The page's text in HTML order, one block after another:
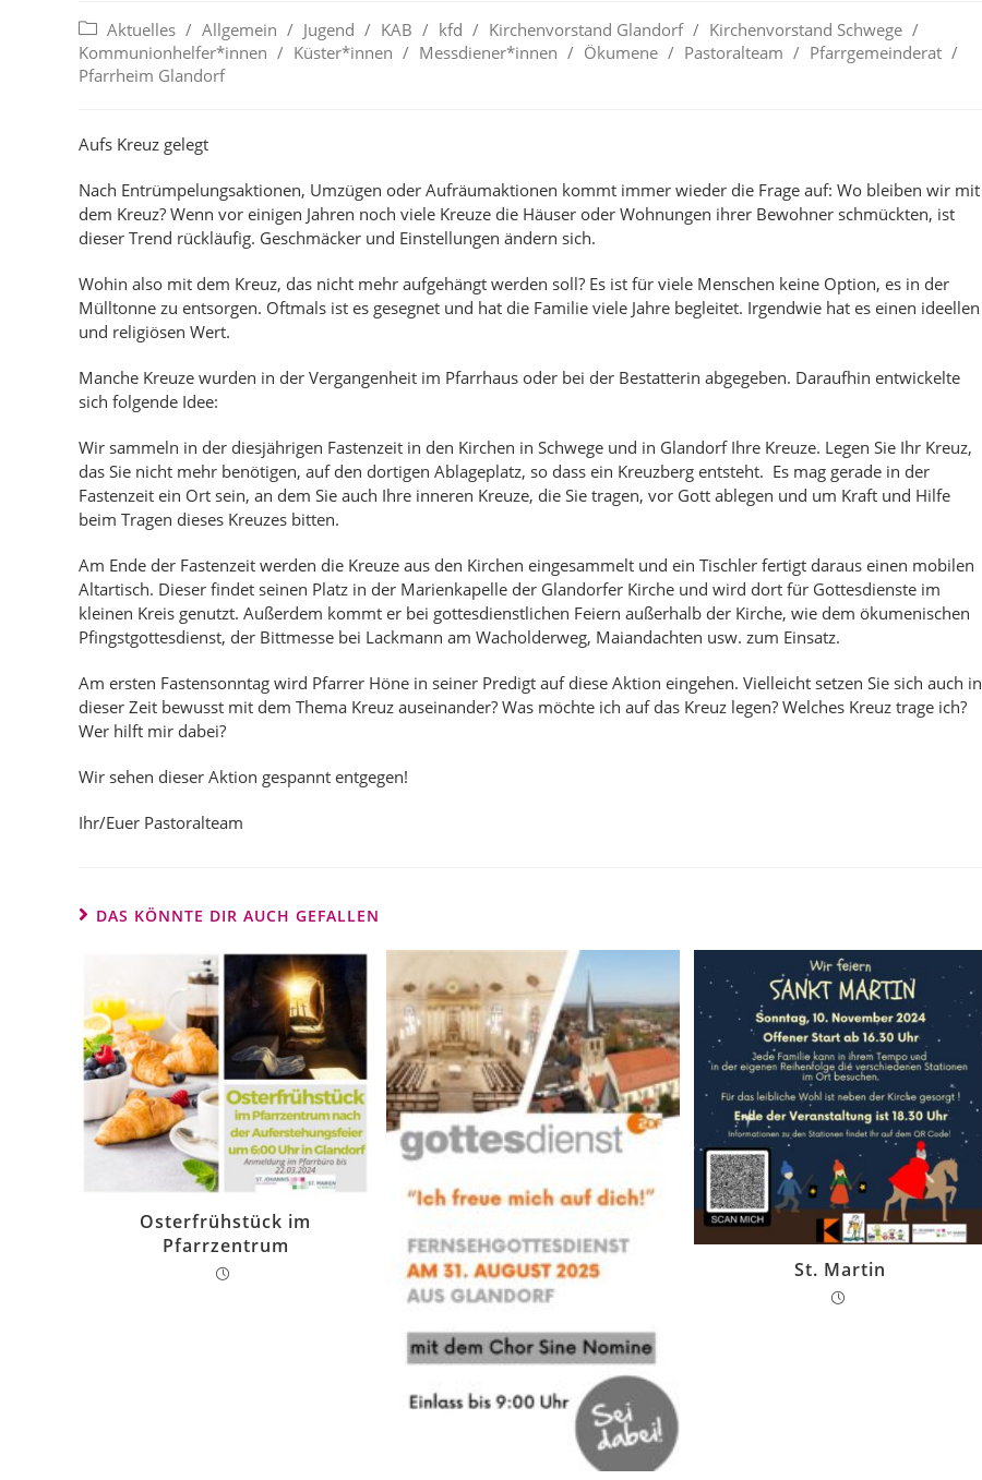
Beitrags-
Kategorie:
Aktuelles / Allgemein / Jugend / KAB / kfd / Kirchenvorstand Glandorf / Kirchenvorstand Schwege /
Kommunionhelfer*innen / Küster*innen / Messdiener*innen / Ökumene / Pastoralteam / Pfarrgemeinderat /
Pfarrheim Glandorf
Aufs Kreuz gelegt
Nach Entrümpelungsaktionen, Umzügen oder Aufräumaktionen kommt immer wieder die Frage auf: Wo bleiben wir mit
dem Kreuz? Wenn vor einigen Jahren noch viele Kreuze die Häuser oder Wohnungen ihrer Bewohner schmückten, ist
dieser Trend rückläufig. Geschmäcker und Einstellungen ändern sich.
Wohin also mit dem Kreuz, das nicht mehr aufgehängt werden soll? Es ist für viele Menschen keine Option, es in der
Mülltonne zu entsorgen. Oftmals ist es gesegnet und hat die Familie viele Jahre begleitet. Irgendwie hat es einen ideellen
und religiösen Wert.
Manche Kreuze wurden in der Vergangenheit im Pfarrhaus oder bei der Bestatterin abgegeben. Daraufhin entwickelte
sich folgende Idee:
Wir sammeln in der diesjährigen Fastenzeit in den Kirchen in Schwege und in Glandorf Ihre Kreuze. Legen Sie Ihr Kreuz,
das Sie nicht mehr benötigen, auf den dortigen Ablageplatz, so dass ein Kreuzberg entsteht. Es mag gerade in der
Fastenzeit ein Ort sein, an dem Sie auch Ihre inneren Kreuze, die Sie tragen, vor Gott ablegen und um Kraft und Hilfe
beim Tragen dieses Kreuzes bitten.
Am Ende der Fastenzeit werden die Kreuze aus den Kirchen eingesammelt und ein Tischler fertigt daraus einen mobilen
Altartisch. Dieser findet seinen Platz in der Marienkapelle der Glandorfer Kirche und wird dort für Gottesdienste im
kleinen Kreis genutzt. Außerdem kommt er bei gottesdienstlichen Feiern außerhalb der Kirche, wie dem ökumenischen
Pfingstgottesdienst, der Bittmesse bei Lackmann am Wacholderweg, Maiandachten usw. zum Einsatz.
Am ersten Fastensonntag wird Pfarrer Höne in seiner Predigt auf diese Aktion eingehen. Vielleicht setzen Sie sich auch in
dieser Zeit bewusst mit dem Thema Kreuz auseinander? Was möchte ich auf das Kreuz legen? Welches Kreuz trage ich?
Wer hilft mir dabei?
Wir sehen dieser Aktion gespannt entgegen!
Ihr/Euer Pastoralteam
DAS KÖNNTE DIR AUCH GEFALLEN
Osterfrühstück im
Pfarrzentrum
St. Martin